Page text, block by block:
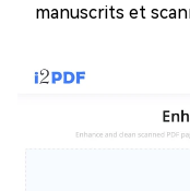
manuscrits et